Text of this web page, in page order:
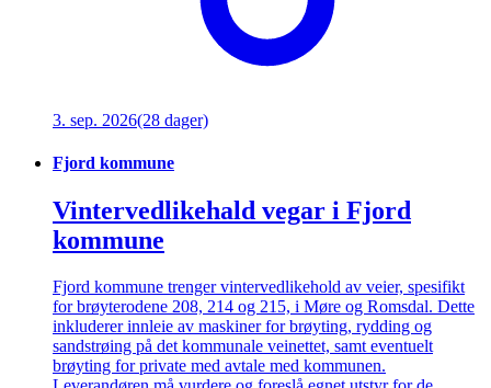
3. sep. 2026(28 dager)
Fjord kommune
Vintervedlikehald vegar i Fjord
kommune
Fjord kommune trenger vintervedlikehold av veier, spesifikt
for brøyterodene 208, 214 og 215, i Møre og Romsdal. Dette
inkluderer innleie av maskiner for brøyting, rydding og
sandstrøing på det kommunale veinettet, samt eventuelt
brøyting for private med avtale med kommunen.